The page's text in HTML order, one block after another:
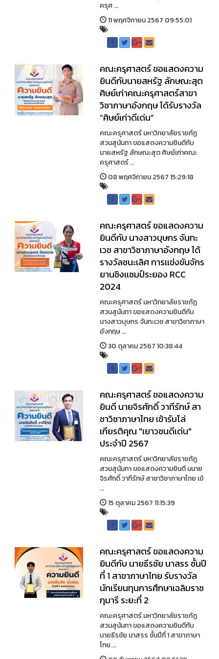
ครุศ ...
11 พฤศจิกายน 2567 09:55:01
คณะครุศาสตร์ ขอแสดงความ
ยินดีกับนายสหรัฐ ลักษณะสุต
ศิษย์เก่าคณะครุศาสตร์สาขา
วิชาภาษาอังกฤษ ได้รับรางวัล
“ศิษย์เก่าดีเด่น”
คณะครุศาสตร์ มหาวิทยาลัยราชภัฏ
สวนสุนันทา ขอแสดงความยินดีกับ
นายสหรัฐ ลักษณะสุต ศิษย์เก่าคณะ
ครุศาสตร์ ...
08 พฤศจิกายน 2567 15:29:18
คณะครุศาสตร์ ขอแสดงความ
ยินดีกับ นางสาวบุษกร จันทะ
เวช สาขาวิชาภาษาอังกฤษ ได้
รางวัลชนะเลิศ การเเข่งขันจักร
ยานชิงเเชมป์ระยอง RCC
2024
คณะครุศาสตร์ มหาวิทยาลัยราชภัฏ
สวนสุนันทา ขอแสดงความยินดีกับ
นางสาวบุษกร จันทะเวช สาขาวิชาภาษา
อังกฤษ ...
30 ตุลาคม 2567 10:38:44
คณะครุศาสตร์ ขอแสดงความ
ยินดี นายจิรศักดิ์ วาทีรักษ์ สา
ชาวิชาภาษาไทย เข้ารับโล่
เกียรติคุณ "เยาวชนดีเด่น"
ประจำปี 2567
คณะครุศาสตร์ มหาวิทยาลัยราชภัฏ
สวนสุนันทา ขอแสดงความยินดี นนาย
จิรศักดิ์ วาทีรักษ์ สาชาวิชาภาษาไทย เข้
...
15 ตุลาคม 2567 11:15:39
คณะครุศาสตร์ ขอแสดงความ
ยินดีกับ นายธีรชัย นาสรร ชั้นปี
ที่ 1 สาขาภาษาไทย รับรางวัล
นักเรียนทุนการศึกษาเฉลิมราช
กุมารี ระยะที่ 2
คณะครุศาสตร์ มหาวิทยาลัยราชภัฏ
สวนสุนันทา ขอแสดงความยินดีกับ
นายธีรชัย นาสรร ชั้นปีที่ 1 สาขาภาษา
ไทย ...